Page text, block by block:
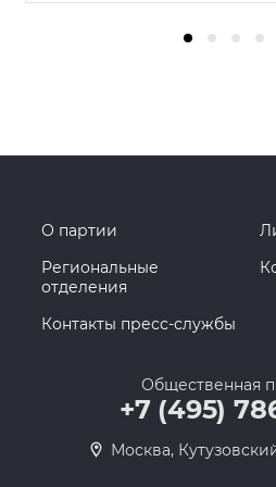
О партии
Региональные
отделения
Контакты пресс-службы
Общественная
+7 (495)
Москва,